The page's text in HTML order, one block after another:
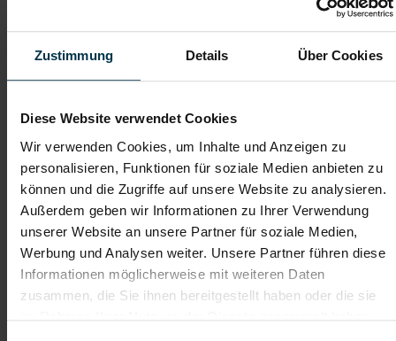
Zustimmung Details Über Cookies
Diese Website verwendet Cookies
Wir verwenden Cookies, um Inhalte und Anzeigen zu
personalisieren, Funktionen für soziale Medien anbieten zu
können und die Zugriffe auf unsere Website zu analysieren.
Außerdem geben wir Informationen zu Ihrer Verwendung
unserer Website an unsere Partner für soziale Medien,
Werbung und Analysen weiter. Unsere Partner führen diese
Informationen möglicherweise mit weiteren Daten
zusammen, die Sie ihnen bereitgestellt haben oder die sie
mit nur 1 Bewerbung
Soziale Absicherung durch
TTI-Betriebsrat und
Tolle Aus- und
Weiterbildungsangebote
Weitere interessante Jobmöglichkeiten
Betriebschlosser:In in Voitsberg mit dem Schwerpunkt
Produktionsanlagen Vollzeit (m/w/d)
ab EUR 17,50